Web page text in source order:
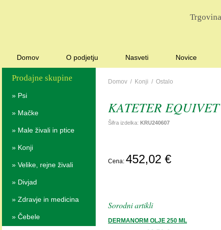
Domov O podjetju Nasveti Novice
Prodajne skupine
» Psi
» Mačke
» Male živali in ptice
» Konji
» Velike, rejne živali
» Divjad
» Zdravje in medicina
» Čebele
Domov / Konji / Ostalo
KATETER
Šifra izdelka: KRU240607
Cena: 452,02 €
Sorodni artikli
DERMANORM OLJE 250 ML